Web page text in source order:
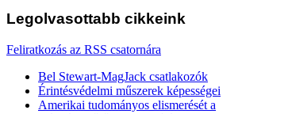
Legolvasottabb cikkeink
Feliratkozás az RSS csatornára
Bel Stewart-MagJack csatlakozók
Érintésvédelmi műszerek képességei
Amerikai tudományos elismerését a